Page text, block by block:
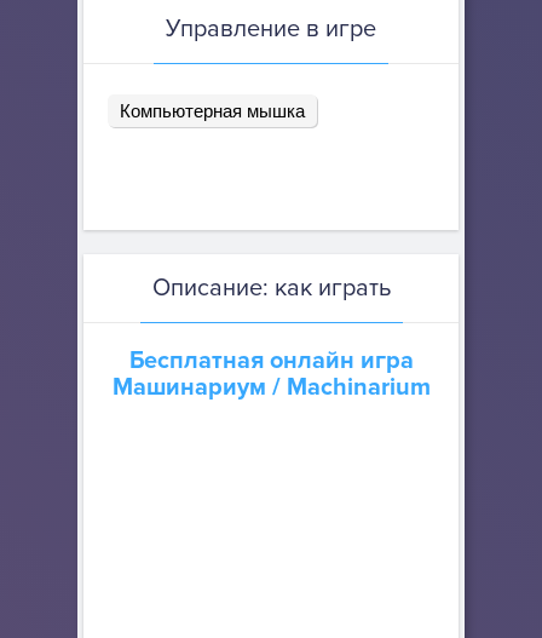
Управление в игре
Компьютерная мышка
Описание: как играть
Бесплатная онлайн игра
Машинариум / Machinarium